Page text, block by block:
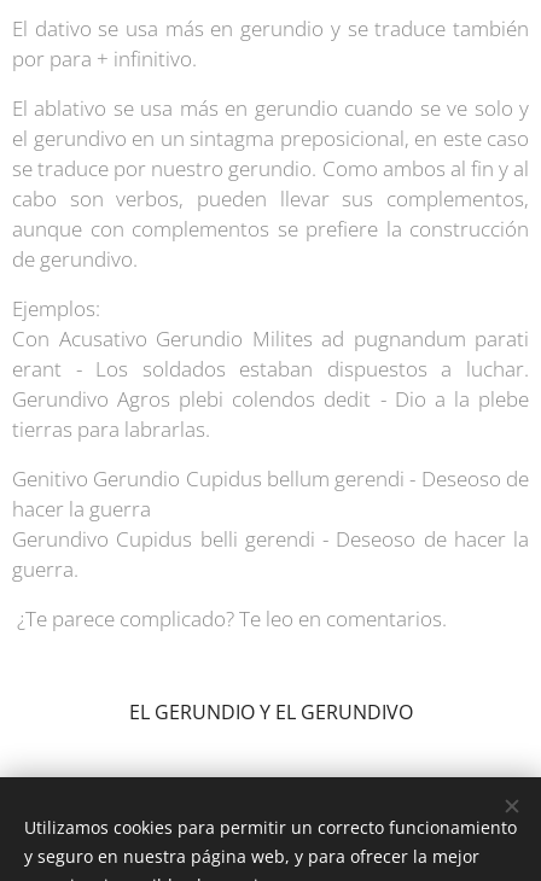
El dativo se usa más en gerundio y se traduce también
por para + infinitivo.
El ablativo se usa más en gerundio cuando se ve solo y
el gerundivo en un sintagma preposicional, en este caso
se traduce por nuestro gerundio. Como ambos al fin y al
cabo son verbos, pueden llevar sus complementos,
aunque con complementos se prefiere la construcción
de gerundivo.
Ejemplos:
Con Acusativo Gerundio Milites ad pugnandum parati
erant - Los soldados estaban dispuestos a luchar.
Gerundivo Agros plebi colendos dedit - Dio a la plebe
tierras para labrarlas.
Genitivo Gerundio Cupidus bellum gerendi - Deseoso de
hacer la guerra
Gerundivo Cupidus belli gerendi - Deseoso de hacer la
guerra.
¿Te parece complicado? Te leo en comentarios.
EL GERUNDIO Y EL GERUNDIVO
Utilizamos cookies para permitir un correcto funcionamiento
y seguro en nuestra página web, y para ofrecer la mejor